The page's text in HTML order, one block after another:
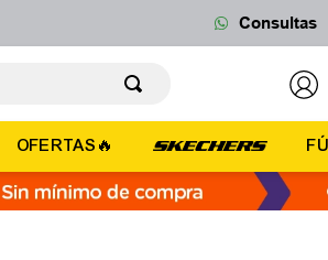
Consultas
OFERTAS🔥